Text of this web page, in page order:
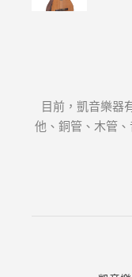
目前，凱音樂器
他、銅管、木管